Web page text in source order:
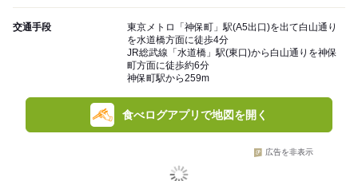
交通手段
東京メトロ「神保町」駅(A5出口)を出て白山通り
を水道橋方面に徒歩4分
JR総武線「水道橋」駅(東口)から白山通りを神保
町方面に徒歩約6分
神保町駅から259m
食べログアプリで地図を開く
広告を非表示